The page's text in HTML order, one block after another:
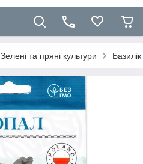
Зелені та пряні культури Базилік